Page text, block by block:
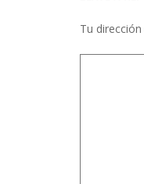
Tu